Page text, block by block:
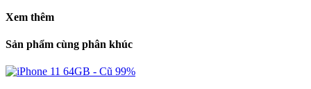
Xem thêm
Sản phẩm cùng phân khúc